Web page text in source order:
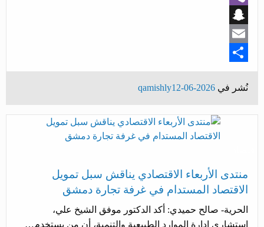
Viber
Snapchat
Email
Share
نُشر في 2026-06-12
qamishly
منتدى الأربعاء الاقتصادي يناقش سبل تمويل
الاقتصاد المستدام في غرفة تجارة دمشق
الحرية- صالح حميدي: أكد الدكتور موفق الشيخ علي،
استشاري إدارة الموارد الطبيعية والتنمية، أن من يستخدم…